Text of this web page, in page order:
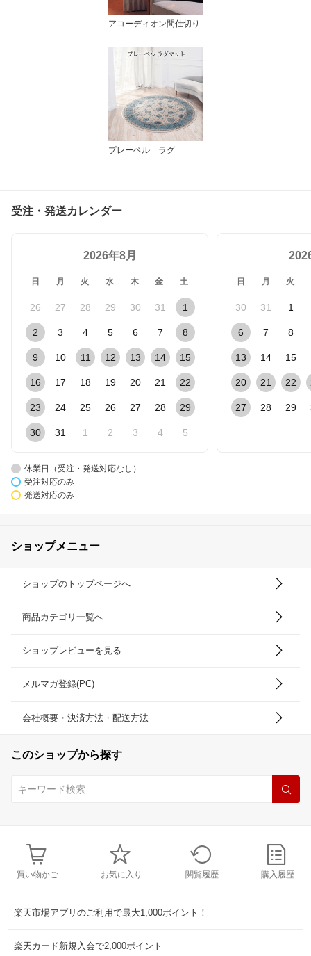
アコーディオン間仕切り
プレーベル ラグ
受注・発送カレンダー
2026年8月
日 月 火 水 木 金 土
26 27 28 29 30 31 1
2 3 4 5 6 7 8
9 10 11 12 13 14 15
16 17 18 19 20 21 22
23 24 25 26 27 28 29
30 31 1 2 3 4 5
日 月 火
30 31 1
6 7 8
13 14 15
20 21 22
27 28 29
休業日（受注・発送対応なし）
受注対応のみ
発送対応のみ
ショップメニュー
ショップのトップページへ
商品カテゴリ一覧へ
ショップレビューを見る
メルマガ登録(PC)
会社概要・決済方法・配送方法
このショップから探す
買い物かご お気に入り 閲覧履歴 購入履歴
楽天市場アプリのご利用で最大1,000ポイント！
楽天カード新規入会で2,000ポイント